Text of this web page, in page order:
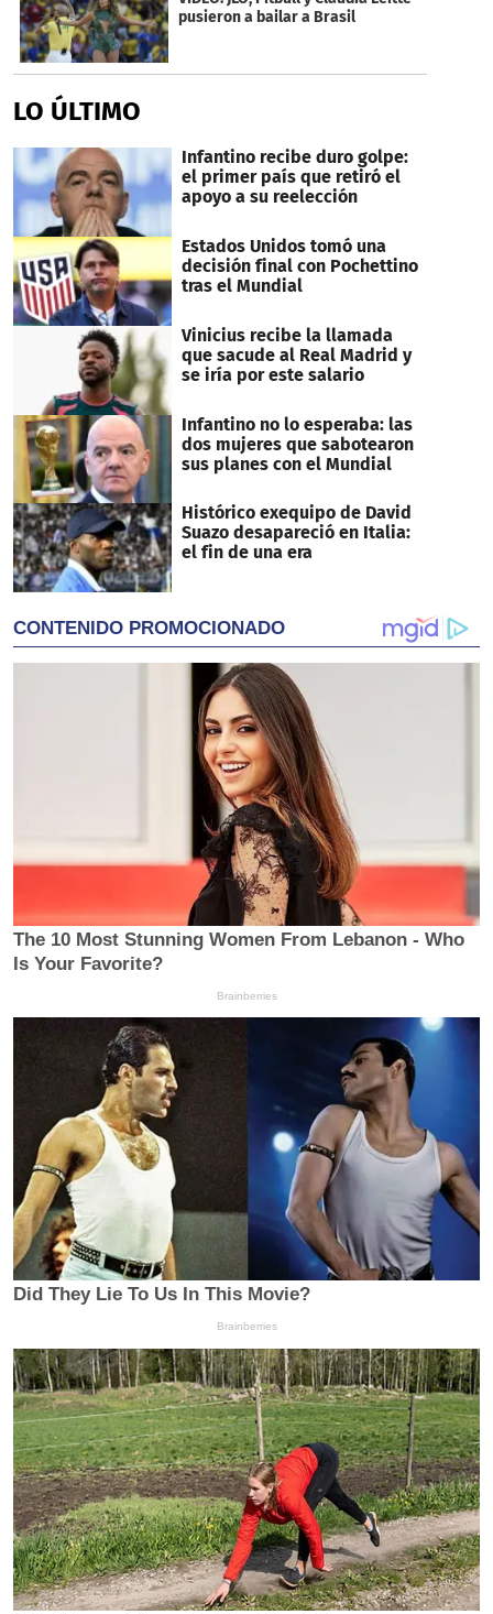
3
seconds
pusieron a bailar a Brasil
LO ÚLTIMO
Infantino recibe duro golpe:
el primer país que retiró el
apoyo a su reelección
Estados Unidos tomó una
decisión final con Pochettino
tras el Mundial
Vinicius recibe la llamada
que sacude al Real Madrid y
se iría por este salario
Infantino no lo esperaba: las
dos mujeres que sabotearon
sus planes con el Mundial
Histórico exequipo de David
Suazo desapareció en Italia:
el fin de una era